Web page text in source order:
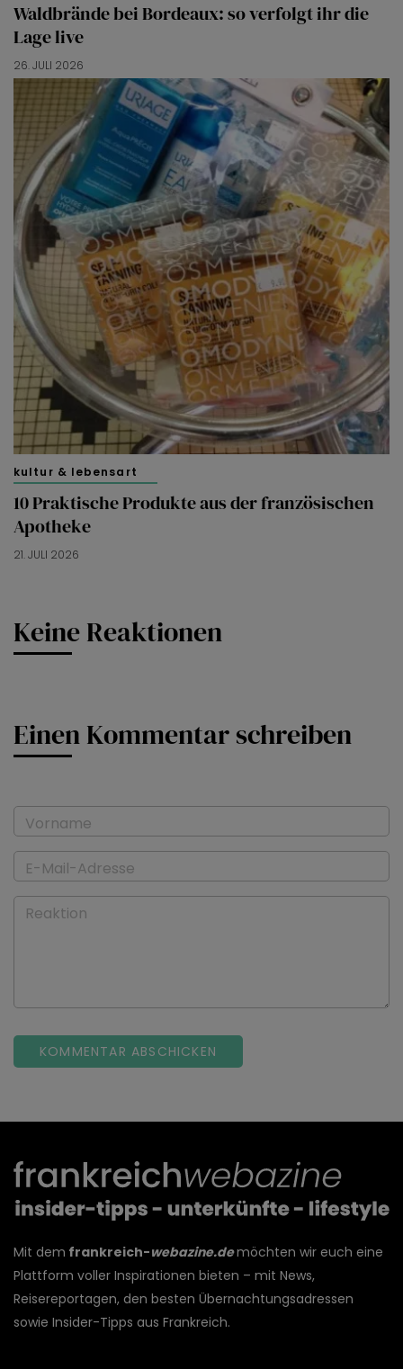
Waldbrände bei Bordeaux: so verfolgt ihr die
Lage live
26. JULI 2026
kultur & lebensart
10 Praktische Produkte aus der französischen
Apotheke
21. JULI 2026
Keine Reaktionen
Einen Kommentar schreiben
Vorname
E-Mail-Adresse
Reaktion
Mit dem frankreich-webazine.demöchten wir euch eine
Plattform voller Inspirationen bieten – mit News,
Reisereportagen, den besten Übernachtungsadressen
sowie Insider-Tipps aus Frankreich.